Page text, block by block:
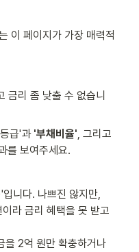
이 페이지가 가장 매력적
금리 좀 낮출 수 없습니
급'과 '부채비율'
를 보여주세요.
니다. 나쁘진 않지만,
라 금리 혜택을 못 받고
을 2억 원만 확충하거나